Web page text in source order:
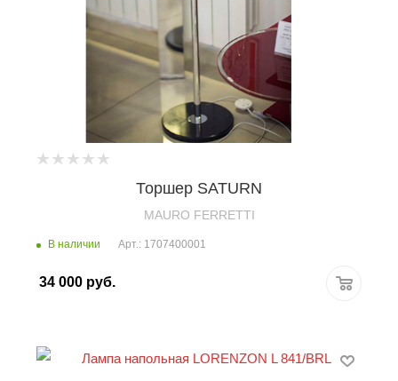
Торшер SATURN
MAURO FERRETTI
В наличии Арт.: 1707400001
34 000 руб.